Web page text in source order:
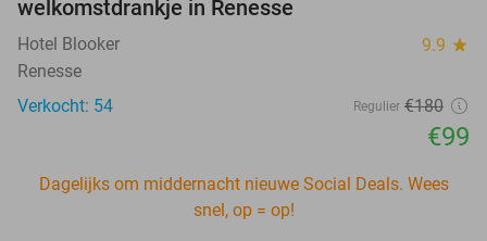
welkomstdrankje in Renesse
Hotel Blooker 9.9 star
Renesse
Verkocht: 54
Regulier €180
€99
Dagelijks om middernacht nieuwe Social Deals. Wees
snel, op = op!